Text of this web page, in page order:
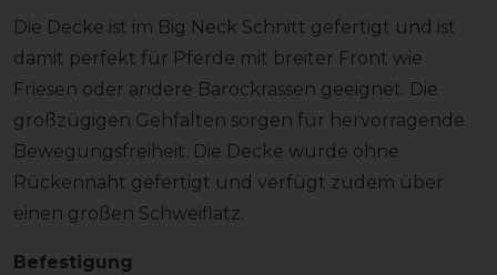
Die Decke ist im Big Neck Schnitt gefertigt und ist
damit perfekt für Pferde mit breiter Front wie
Friesen oder andere Barockrassen geeignet. Die
großzügigen Gehfalten sorgen für hervorragende
Bewegungsfreiheit. Die Decke wurde ohne
Rückennaht gefertigt und verfügt zudem über
einen großen Schweiflatz.
Befestigung